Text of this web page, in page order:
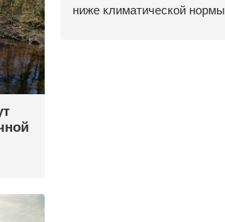
ниже климатической нормы